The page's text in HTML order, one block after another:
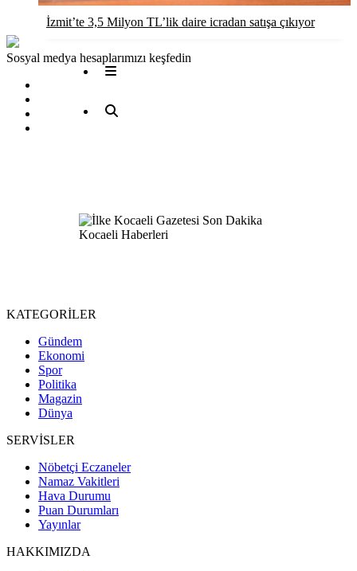
İzmit’te 3,5 Milyon TL’lik daire icradan satışa çıkıyor
Sosyal medya hesaplarımızı keşfedin
KATEGORİLER
Gündem
Ekonomi
Spor
Politika
Magazin
Dünya
SERVİSLER
Nöbetçi Eczaneler
Namaz Vakitleri
Hava Durumu
Puan Durumları
Yayınlar
HAKKIMIZDA